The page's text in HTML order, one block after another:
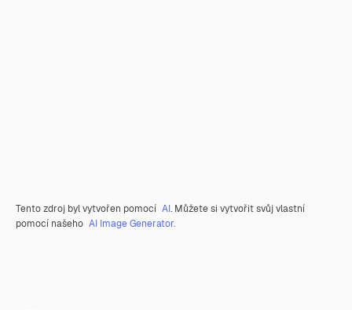
Tento zdroj byl vytvořen pomocí AI. Můžete si vytvořit svůj vlastní
pomocí našeho AI Image Generator.